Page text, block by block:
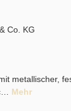
Co. KG
metallischer,
Mehr